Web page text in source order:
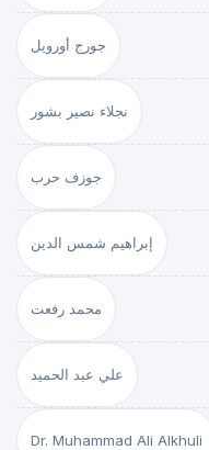
جورج أورويل
نجلاء نصير بشور
جوزف حرب
إبراهيم شمس الدين
محمد رفعت
علي عبد الحميد
Dr. Muhammad Ali Alkhuli